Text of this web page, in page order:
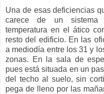
Una de esas deficiencias
carece de un sistema
temperatura en el ático
resto del edificio. En las
a mediodía entre los 31 y
zonas. En la sala de
pues está situada en un
del techo al suelo, sin
pega de lleno por las